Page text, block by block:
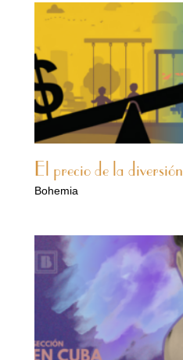
El precio de la diversión
Bohemia